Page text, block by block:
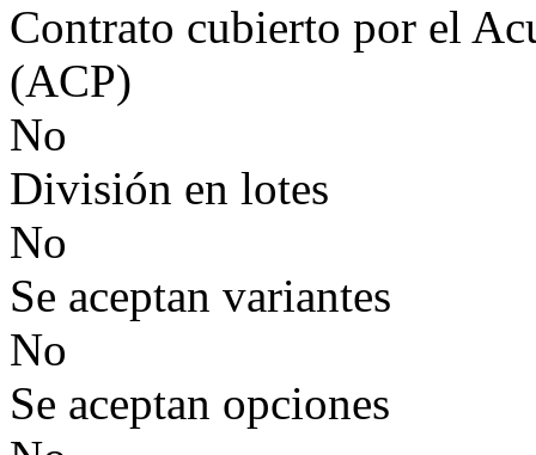
Contrato cubierto por el
(ACP)
No
División en lotes
No
Se aceptan variantes
No
Se aceptan opciones